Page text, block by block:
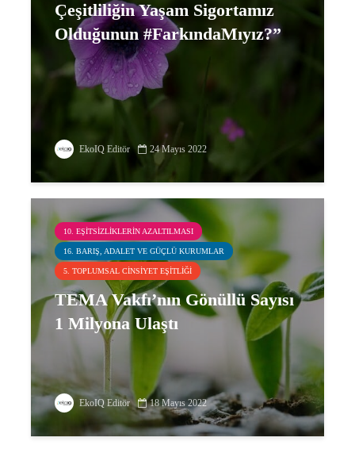
Çeşitliliğin Yaşam Sigortamız
Olduğunun #FarkındaMıyız?”
EkoIQ Editör 24 Mayıs 2022
10. EŞITSIZLIKLERIN AZALTILMASI
16. BARIŞ, ADALET VE GÜÇLÜ KURUMLAR
5. TOPLUMSAL CINSIYET EŞITLIĞI
TEMA Vakfı’nın Gönüllü Sayısı
1 Milyona Ulaştı
EkoIQ Editör 18 Mayıs 2022